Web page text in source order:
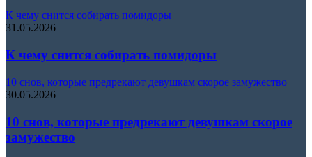
К чему снится собирать помидоры
31.05.2026
К чему снится собирать помидоры
10 снов, которые предрекают девушкам скорое замужество
30.05.2026
10 снов, которые предрекают девушкам скорое
замужество